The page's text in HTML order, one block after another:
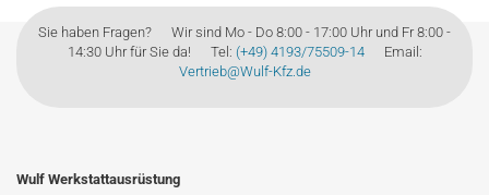
Sie haben Fragen? Wir sind Mo - Do 8:00 - 17:00 Uhr und Fr 8:00 -
14:30 Uhr für Sie da! Tel: (+49) 4193/75509-14Email:
Vertrieb@Wulf-Kfz.de
Wulf Werkstattausrüstung